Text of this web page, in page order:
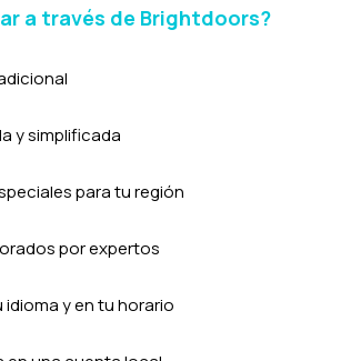
a través de Brightdoors?
y simplificada
para tu región
por expertos
y en tu horario